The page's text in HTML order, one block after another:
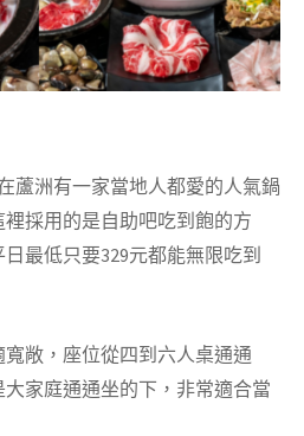
蘆洲有一家當地人都愛的人氣鍋
採用的是自助吧吃到飽的方
最低只要329元都能無限吃到
敞，座位從四到六人桌通通
家庭通通坐的下，非常適合當